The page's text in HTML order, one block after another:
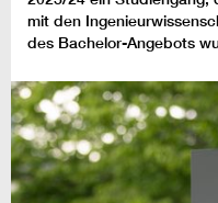
mit den
des Bachelor-Angebots